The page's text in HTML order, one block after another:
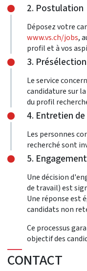
2. Postulation
Déposez votre
www.vs.ch/jobs,
profil et à vos
3.
Le service
candidature sur
du profil
4. Entretien
Les personnes
recherché sont
5. Engagement
Une décision
de travail) est
Une réponse est
candidats non
Ce processus
objectif des
CONTACT